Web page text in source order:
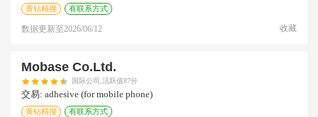
黄钻精搜 有联系方式
数据更新至2026/06/12 收藏
Mobase Co.ltd.
国际公司,活跃值87分
交易: adhesive (for mobile phone)
黄钻精搜 有联系方式